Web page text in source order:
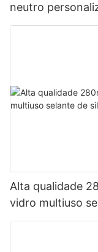
neutro
banheiro de
Alta qualidade
vidro multiuso